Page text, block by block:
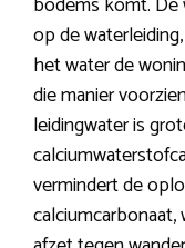
op de
het water de
die manier
leidingwater is
vermindert de